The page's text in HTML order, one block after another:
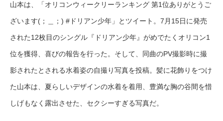
山本は、「オリコンウィークリーランキング 第1位ありがとうご
ざいます(；＿；) #ドリアン少年」とツイート。7月15日に発売
された12枚目のシングル『ドリアン少年』がめでたくオリコン1
位を獲得、喜びの報告を行った。そして、同曲のPV撮影時に撮
影されたとされる水着姿の自撮り写真を投稿。髪に花飾りをつけ
た山本は、夏らしいデザインの水着を着用、豊満な胸の谷間を惜
しげもなく露出させた、セクシーすぎる写真だ。